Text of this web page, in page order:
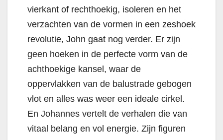
vierkant of rechthoekig, isoleren en het
verzachten van de vormen in een zeshoek
revolutie, John gaat nog verder. Er zijn
geen hoeken in de perfecte vorm van de
achthoekige kansel, waar de
oppervlakken van de balustrade gebogen
vlot en alles was weer een ideale cirkel.
En Johannes vertelt de verhalen die van
vitaal belang en vol energie. Zijn figuren